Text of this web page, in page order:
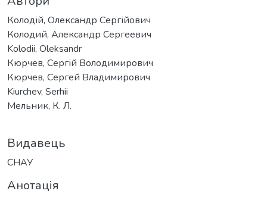
Колодій, Олександр Сергійович
Колодий, Александр Сергеевич
Kolodii, Oleksandr
Кюрчев, Сергій Володимирович
Кюрчев, Сергей Владимирович
Kiurchеv, Serhii
Мельник, К. Л.
Видавець
СНАУ
Анотація